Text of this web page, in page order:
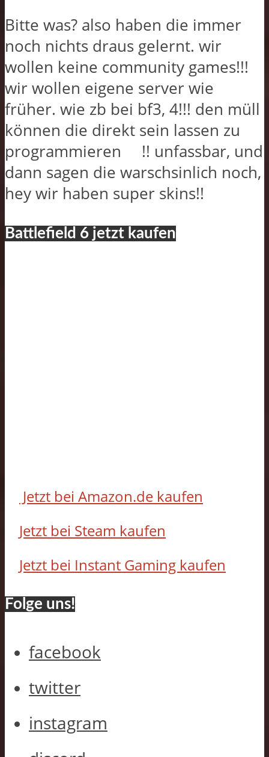
Bitte was? also haben die immer
noch nichts draus gelernt. wir
wollen keine community games!!!
wir wollen eigene server wie
früher. wie zb bei bf3, 4!!! den müll
können die direkt sein lassen zu
programmieren
!! unfassbar, und
dann sagen die warschsinlich noch,
hey wir haben super skins!!
Battlefield 6 jetzt kaufen
Jetzt bei Amazon.de kaufen
Jetzt bei Steam kaufen
Jetzt bei Instant Gaming kaufen
Folge uns!
facebook
twitter
instagram